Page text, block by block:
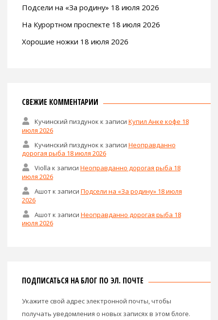
Подсели на «За родину» 18 июля 2026
На Курортном проспекте 18 июля 2026
Хорошие ножки 18 июля 2026
СВЕЖИЕ КОММЕНТАРИИ
Кучинский пиздунок к записи Купил Анке кофе 18
июля 2026
Кучинский пиздунок к записи Неоправданно
дорогая рыба 18 июля 2026
Violla к записи Неоправданно дорогая рыба 18
июля 2026
Ашотк записи Подсели на «За родину» 18 июля
2026
Ашотк записи Неоправданно дорогая рыба 18
июля 2026
ПОДПИСАТЬСЯ НА БЛОГ ПО ЭЛ. ПОЧТЕ
Укажите свой адрес электронной почты, чтобы
получать уведомления о новых записях в этом блоге.